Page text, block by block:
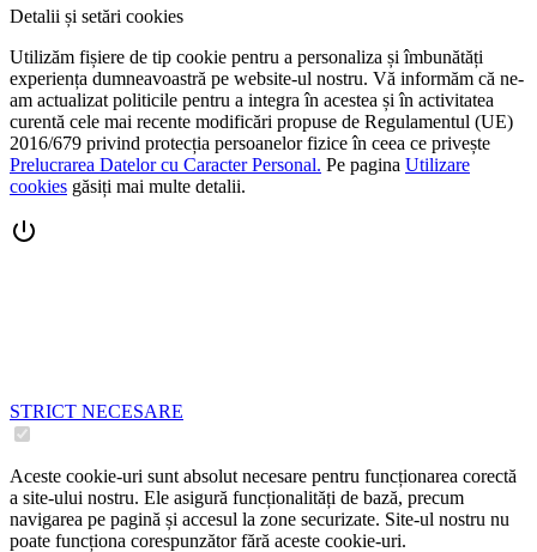
Detalii și setări cookies
Utilizăm fișiere de tip cookie pentru a personaliza și îmbunătăți
experiența dumneavoastră pe website-ul nostru. Vă informăm că ne-
am actualizat politicile pentru a integra în acestea și în activitatea
curentă cele mai recente modificări propuse de Regulamentul (UE)
2016/679 privind protecția persoanelor fizice în ceea ce privește
Prelucrarea Datelor cu Caracter Personal. Pe pagina Utilizare
cookies găsiți mai multe detalii.
STRICT NECESARE
Aceste cookie-uri sunt absolut necesare pentru funcționarea corectă
a site-ului nostru. Ele asigură funcționalități de bază, precum
navigarea pe pagină și accesul la zone securizate. Site-ul nostru nu
poate funcționa corespunzător fără aceste cookie-uri.